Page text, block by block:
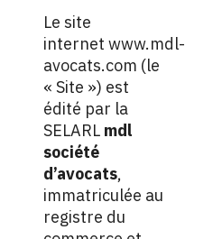
Le site
internet www.mdl-
avocats.com (le
« Site ») est
édité par la
SELARL mdl
société
d’avocats,
immatriculée au
registre du